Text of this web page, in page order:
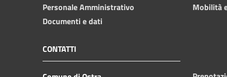
Personale Amministrativo
Documenti e dati
Mobilità
CONTATTI